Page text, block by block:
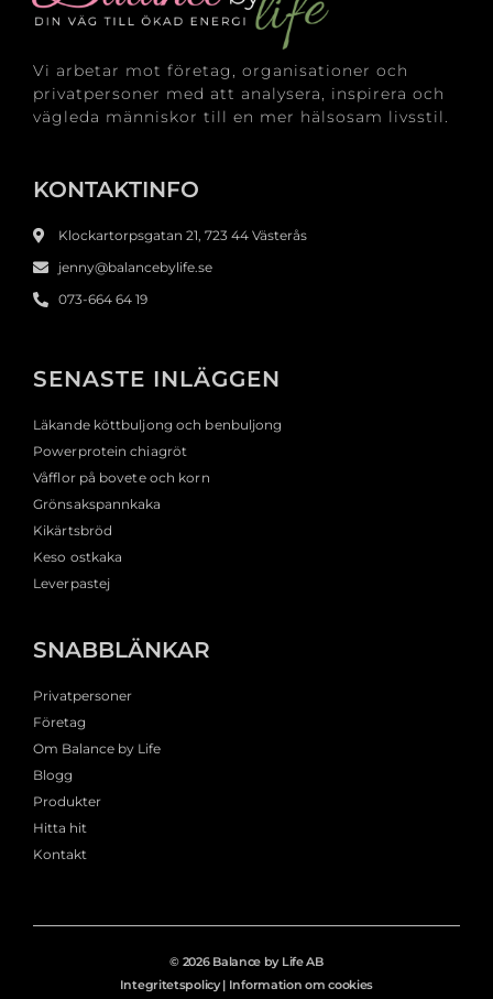
Vi arbetar mot företag, organisationer och
privatpersoner med att analysera, inspirera och
vägleda människor till en mer hälsosam livsstil.
KONTAKTINFO
Klockartorpsgatan 21, 723 44 Västerås
jenny@balancebylife.se
073-664 64 19
SENASTE INLÄGGEN
Läkande köttbuljong och benbuljong
Powerprotein chiagröt
Våfflor på bovete och korn
Grönsakspannkaka
Kikärtsbröd
Keso ostkaka
Leverpastej
SNABBLÄNKAR
Privatpersoner
Företag
Om Balance by Life
Blogg
Produkter
Hitta hit
Kontakt
© 2026 Balance by Life AB
Integritetspolicy| Information om cookies